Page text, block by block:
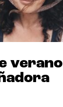
verano